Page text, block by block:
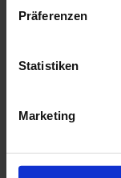
Präferenzen
Statistiken
Marketing